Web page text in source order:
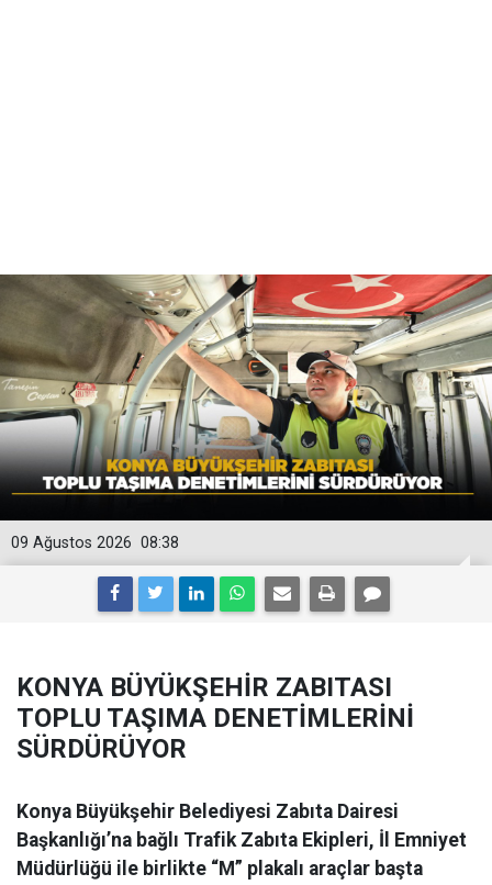
08:38
09 Ağustos 2026
KONYA BÜYÜKŞEHİR ZABITASI
TOPLU TAŞIMA DENETİMLERİNİ
SÜRDÜRÜYOR
Konya Büyükşehir Belediyesi Zabıta Dairesi
Başkanlığı’na bağlı Trafik Zabıta Ekipleri, İl Emniyet
Müdürlüğü ile birlikte “M” plakalı araçlar başta